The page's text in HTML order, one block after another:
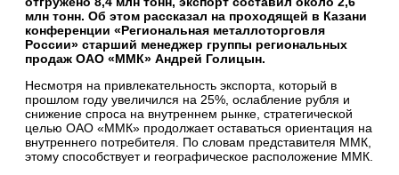
млн тонн. Об этом рассказал на проходящей в Казани
конференции «Региональная металлоторговля
России» старший менеджер группы региональных
продаж ОАО «ММК» Андрей Голицын.
Несмотря на привлекательность экспорта, который в
прошлом году увеличился на 25%, ослабление рубля и
снижение спроса на внутреннем рынке, стратегической
целью ОАО «ММК» продолжает оставаться ориентация на
внутреннего потребителя. По словам представителя ММК,
этому способствует и географическое расположение ММК.